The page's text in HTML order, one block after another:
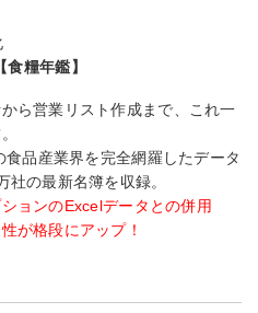
糧年鑑】
ら営業リスト作成まで、これ一
食品産業界を完全網羅したデータ
社の最新名簿を収録。
ョンのExcelデータとの併用
が格段にアップ！